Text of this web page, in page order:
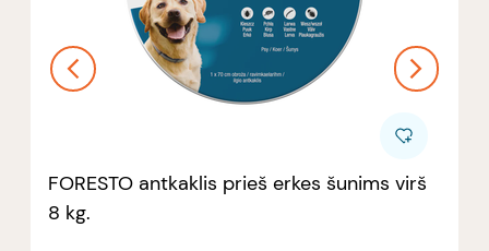
FORESTO antkaklis prieš erkes šunims virš
8 kg.